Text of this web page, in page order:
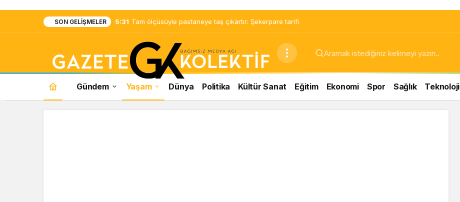
SON GELIŞMELER 5:31 Tam ölçüsüyle pastaneye taş çıkartır: Şekerpare tarifi
Gündem Yaşam Dünya Politika Kültür Sanat Eğitim Ekonomi Spor Sağlık Teknoloji